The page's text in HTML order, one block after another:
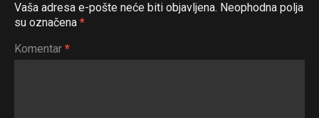
Vaša adresa e-pošte neće biti objavljena. Neophodna polja
su označena *
Komentar *